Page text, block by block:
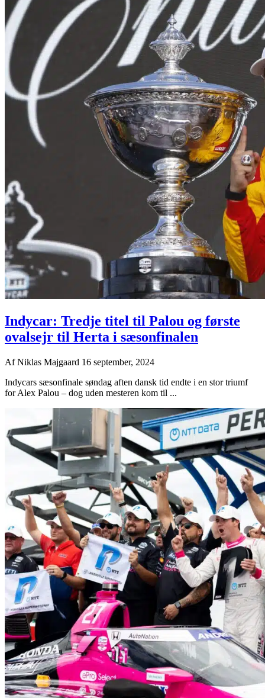
Indycar: Tredje titel til Palou og første
ovalsejr til Herta i sæsonfinalen
AfNiklas Majgaard 16 september, 2024
Indycars sæsonfinale søndag aften dansk tid endte i en stor triumf
for Alex Palou – dog uden mesteren kom til ...